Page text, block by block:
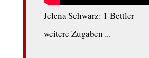
Jelena Schwarz: 1 Bettler
weitere Zugaben ...